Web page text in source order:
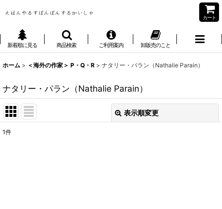
カート
新着順に見る 商品検索 ご利用案内 卸販売のこと
ホーム > ＜海外の作家＞ P・Q・R > ナタリー・パラン（Nathalie Parain）
ナタリー・パラン（Nathalie Parain）
表示順変更
1件